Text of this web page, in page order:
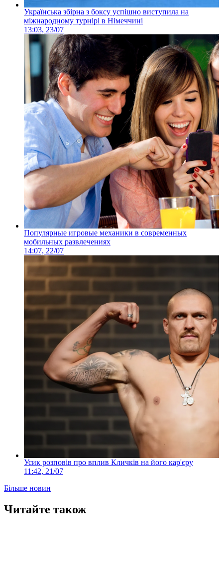
Українська збірна з боксу успішно виступила на
міжнародному турнірі в Німеччині
13:03, 23/07
Популярные игровые механики в современных
мобильных развлечениях
14:07, 22/07
Усик розповів про вплив Кличків на його кар'єру
11:42, 21/07
Більше новин
Читайте також